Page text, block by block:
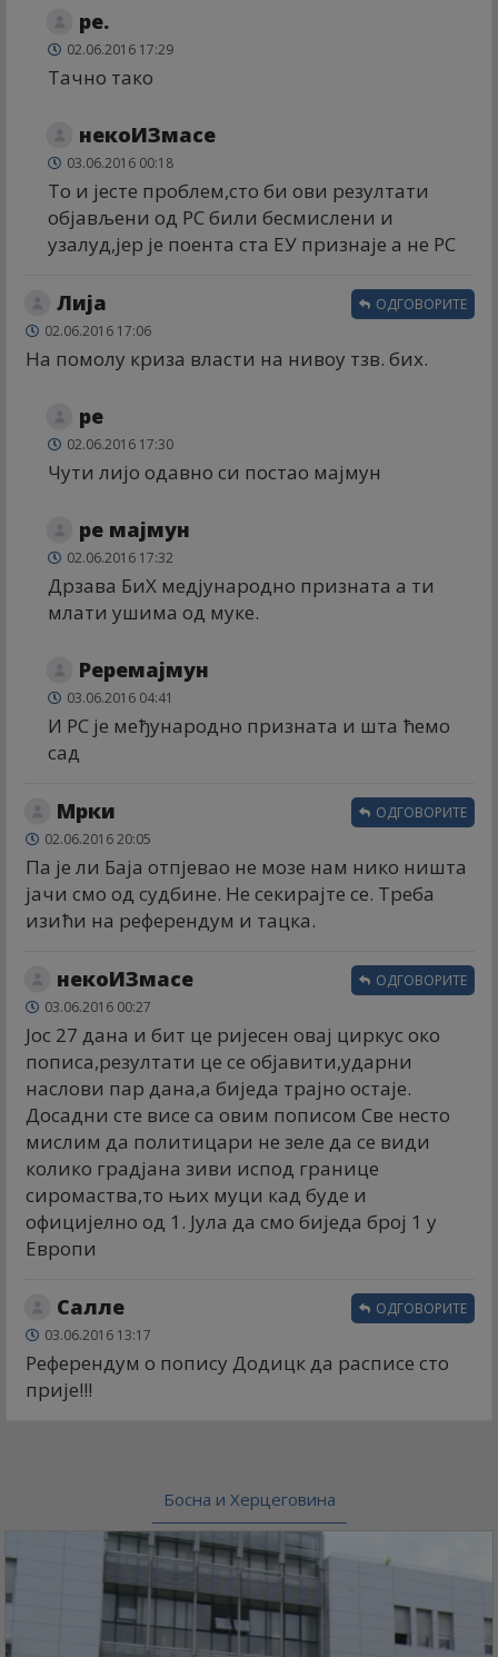
ре.
02.06.2016 17:29
Тачно тако
некоИЗмасе
03.06.2016 00:18
То и јесте проблем,сто би ови резултати
објављени од РС били бесмислени и
узалуд,јер је поента ста ЕУ признаје а не РС
Лија
02.06.2016 17:06
На помолу криза власти на нивоу тзв. бих.
ОДГОВОРИТЕ
ре
02.06.2016 17:30
Чути лијо одавно си постао мајмун
ре мајмун
02.06.2016 17:32
Дрзава БиХ медјународно призната а ти
млати ушима од муке.
Реремајмун
03.06.2016 04:41
И РС је међународно призната и шта ћемо
сад
Мрки
02.06.2016 20:05
Па је ли Баја отпјевао не мозе нам нико ништа
јачи смо од судбине. Не секирајте се. Треба
изићи на референдум и тацка.
ОДГОВОРИТЕ
некоИЗмасе
03.06.2016 00:27
Јос 27 дана и бит це ријесен овај циркус око
пописа,резултати це се објавити,ударни
наслови пар дана,а биједа трајно остаје.
Досадни сте висе са овим пописом Све несто
мислим да политицари не зеле да се види
колико градјана зиви испод границе
сиромаства,то њих муци кад буде и
официјелно од 1. Јула да смо биједа број 1 у
Европи
ОДГОВОРИТЕ
Салле
03.06.2016 13:17
Референдум о попису Додицк да расписе сто
прије!!!
ОДГОВОРИТЕ
Босна и Херцеговина